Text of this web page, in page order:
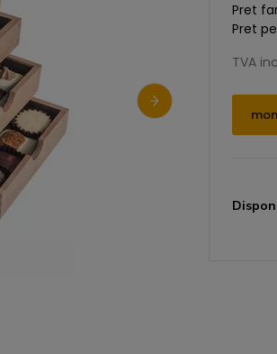
Pret
Pret pe
TVA